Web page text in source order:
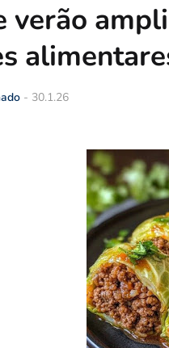
verão
- 30.1.26